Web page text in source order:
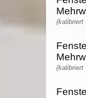
(kalibriert
(kalibriert